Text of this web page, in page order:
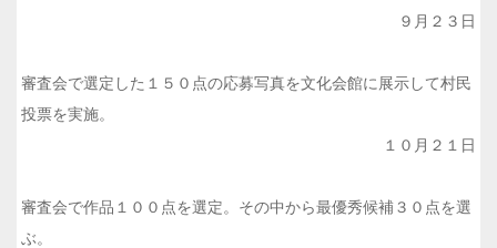
９月２３日
審査会で選定した１５０点の応募写真を文化会館に展示して村民
投票を実施。
１０月２１日
審査会で作品１００点を選定。その中から最優秀候補３０点を選
ぶ。